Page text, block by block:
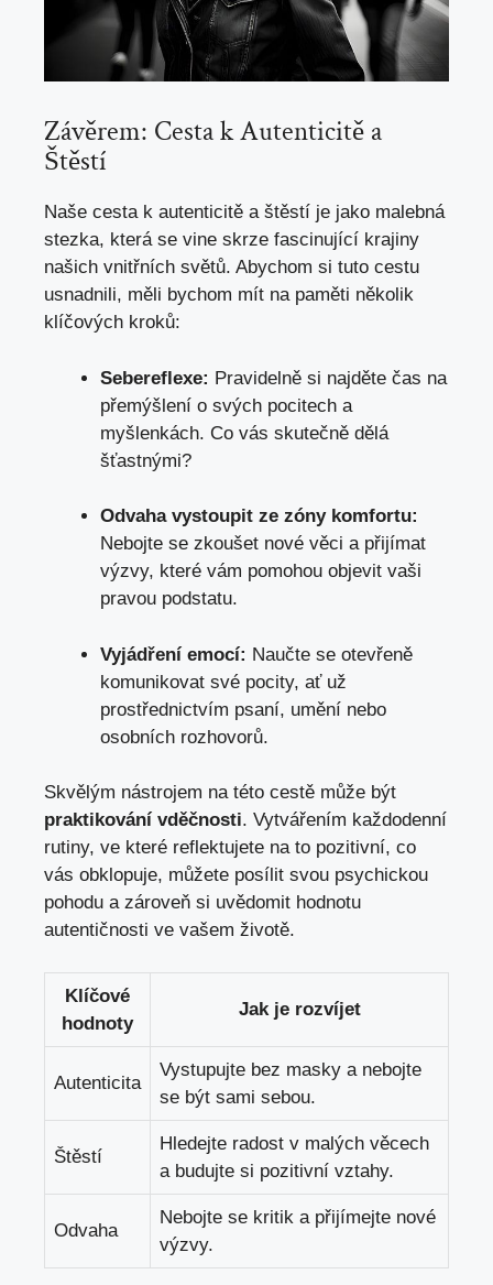
Závěrem: ‍Cesta k⁢ Autenticitě a
Štěstí
Naše cesta ​k autenticitě a štěstí je​ jako​ malebná
stezka, která⁢ se vine skrze fascinující krajiny
našich vnitřních ⁢světů. Abychom si tuto cestu
usnadnili, měli bychom ⁤mít na paměti několik
⁣klíčových kroků:
Sebereflexe: Pravidelně⁣ si‌ najděte čas ‌na
přemýšlení ‌o svých pocitech a
myšlenkách.​ Co vás skutečně dělá
šťastnými?
Odvaha⁢ vystoupit ‍ze ​zóny komfortu:
Nebojte se zkoušet⁢ nové‍ věci ‍a přijímat​
výzvy, ⁣které vám pomohou objevit vaši
pravou ⁤podstatu.
Vyjádření‍ emocí: Naučte ⁤se⁢ otevřeně⁣
komunikovat své ⁣pocity, ať‍ už
prostřednictvím psaní, umění nebo
‌osobních rozhovorů.
Skvělým nástrojem⁤ na této ‍cestě může být ​
praktikování‍ vděčnosti. ‍Vytvářením každodenní
rutiny,​ ve⁤ které ⁣reflektujete na to⁢ pozitivní, co
vás obklopuje, můžete posílit svou psychickou⁣
pohodu a⁢ zároveň ⁢si ​uvědomit⁣ hodnotu
autentičnosti ve vašem ​životě.
Klíčové
hodnoty
Jak​ je rozvíjet
Autenticita
Vystupujte bez‍ masky a nebojte
‍se být ‍sami ⁤sebou.
Štěstí
Hledejte radost v malých věcech
a budujte si pozitivní vztahy.
Odvaha
Nebojte se⁣ kritik a přijímejte nové
⁤výzvy.